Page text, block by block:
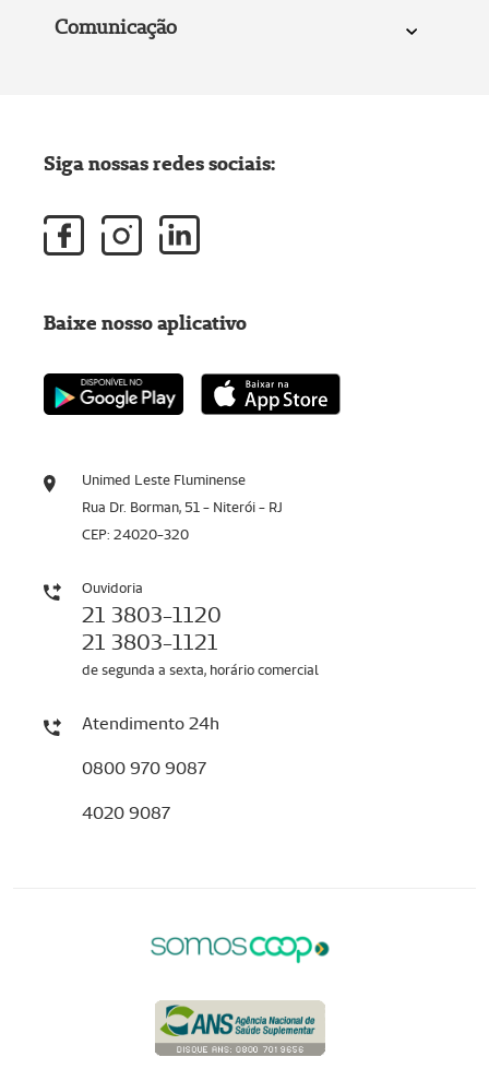
Comunicação
Unimed Leste Fluminense
Rua Dr. Borman, 51 - Niterói - RJ
CEP: 24020-320
Ouvidoria
21 3803-1120
21 3803-1121
de segunda a sexta, horário comercial
Atendimento 24h
0800 970 9087
4020 9087
Siga nossas redes sociais:
Baixe nosso aplicativo